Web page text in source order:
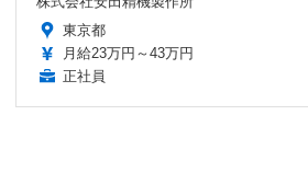
東京都
月給23万円～43万円
正社員